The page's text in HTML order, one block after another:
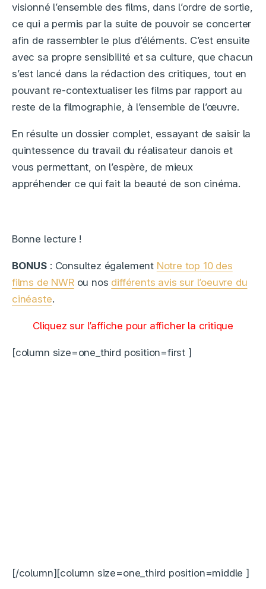
visionné l’ensemble des films, dans l’ordre de sortie,
ce qui a permis par la suite de pouvoir se concerter
afin de rassembler le plus d’éléments. C’est ensuite
avec sa propre sensibilité et sa culture, que chacun
s’est lancé dans la rédaction des critiques, tout en
pouvant re-contextualiser les films par rapport au
reste de la filmographie, à l’ensemble de l’œuvre.
En résulte un dossier complet, essayant de saisir la
quintessence du travail du réalisateur danois et
vous permettant, on l’espère, de mieux
appréhender ce qui fait la beauté de son cinéma.
Bonne lecture !
BONUS : Consultez également Notre top 10 des
films de NWRou nos différents avis sur l’oeuvre du
cinéaste.
Cliquez sur l’affiche pour afficher la critique
[column size=one_third position=first ]
[/column][column size=one_third position=middle ]